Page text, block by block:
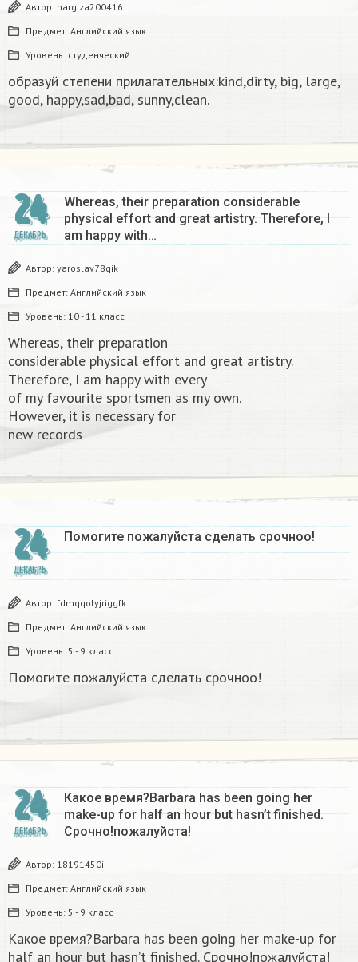
Автор: nargiza200416
Предмет: Английский язык
Уровень: студенческий
образуй степени прилагательных:kind,dirty, big, large,
good, happy,sad,bad, sunny,clean.​
24
ДЕКАБРЬ
Whereas, their preparation considerable
physical effort and great artistry. Therefore, I
am happy with…
Автор: yaroslav78qik
Предмет: Английский язык
Уровень: 10 - 11 класс
Whereas, their preparation
considerable physical effort and great artistry.
Therefore, I am happy with every
of my favourite sportsmen as my own.
However, it is necessary for
new records​
24
ДЕКАБРЬ
Помогите пожалуйста сделать срочноо! ​
Автор: fdmqqolyjriggfk
Предмет: Английский язык
Уровень: 5 - 9 класс
Помогите пожалуйста сделать срочноо!
24
ДЕКАБРЬ
Какое время?Barbara has been going her
make-up for half an hour but hasn’t finished.
Срочно!пожалуйста!
Автор: 18191450i
Предмет: Английский язык
Уровень: 5 - 9 класс
Какое время?Barbara has been going her make-up for
half an hour but hasn’t finished. Срочно!пожалуйста!